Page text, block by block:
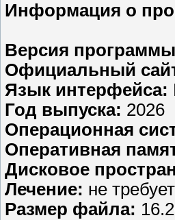
Информация о
Версия
Официальный
Язык интерфейса:
Год выпуска: 2026
Операционная
Оперативная
Дисковое
Лечение: не
Размер файла: